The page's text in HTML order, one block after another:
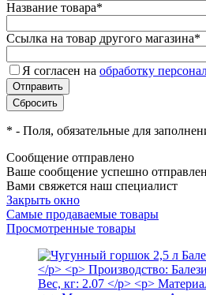
Название товара*
Ссылка на товар другого магазина*
Я согласен на обработку
* - Поля, обязательные для
Сообщение отправлено
Ваше сообщение успешно
Вами свяжется наш специалист
Закрыть окно
Самые продаваемые товары
Просмотренные товары